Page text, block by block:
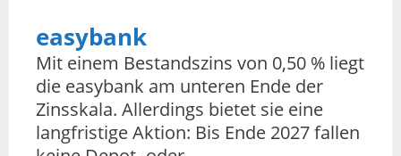
easybank
Mit einem Bestandszins von 0,50 % liegt
die easybank am unteren Ende der
Zinsskala. Allerdings bietet sie eine
langfristige Aktion: Bis Ende 2027 fallen